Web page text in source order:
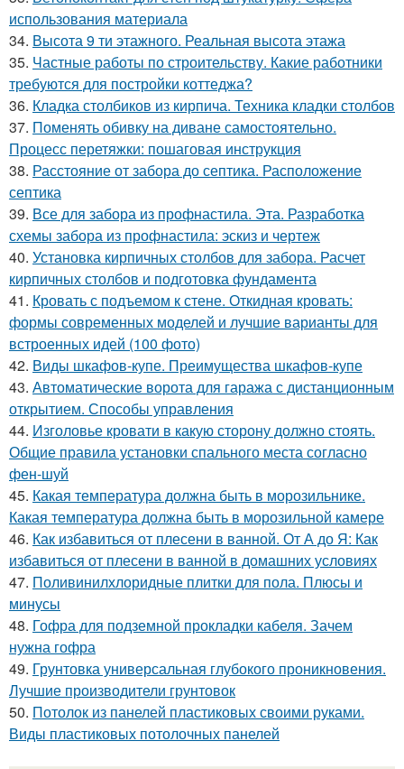
использования материала
34. Высота 9 ти этажного. Реальная высота этажа
35. Частные работы по строительству. Какие работники
требуются для постройки коттеджа?
36. Кладка столбиков из кирпича. Техника кладки столбов
37. Поменять обивку на диване самостоятельно.
Процесс перетяжки: пошаговая инструкция
38. Расстояние от забора до септика. Расположение
септика
39. Все для забора из профнастила. Эта. Разработка
схемы забора из профнастила: эскиз и чертеж
40. Установка кирпичных столбов для забора. Расчет
кирпичных столбов и подготовка фундамента
41. Кровать с подъемом к стене. Откидная кровать:
формы современных моделей и лучшие варианты для
встроенных идей (100 фото)
42. Виды шкафов-купе. Преимущества шкафов-купе
43. Автоматические ворота для гаража с дистанционным
открытием. Способы управления
44. Изголовье кровати в какую сторону должно стоять.
Общие правила установки спального места согласно
фен-шуй
45. Какая температура должна быть в морозильнике.
Какая температура должна быть в морозильной камере
46. Как избавиться от плесени в ванной. От А до Я: Как
избавиться от плесени в ванной в домашних условиях
47. Поливинилхлоридные плитки для пола. Плюсы и
минусы
48. Гофра для подземной прокладки кабеля. Зачем
нужна гофра
49. Грунтовка универсальная глубокого проникновения.
Лучшие производители грунтовок
50. Потолок из панелей пластиковых своими руками.
Виды пластиковых потолочных панелей